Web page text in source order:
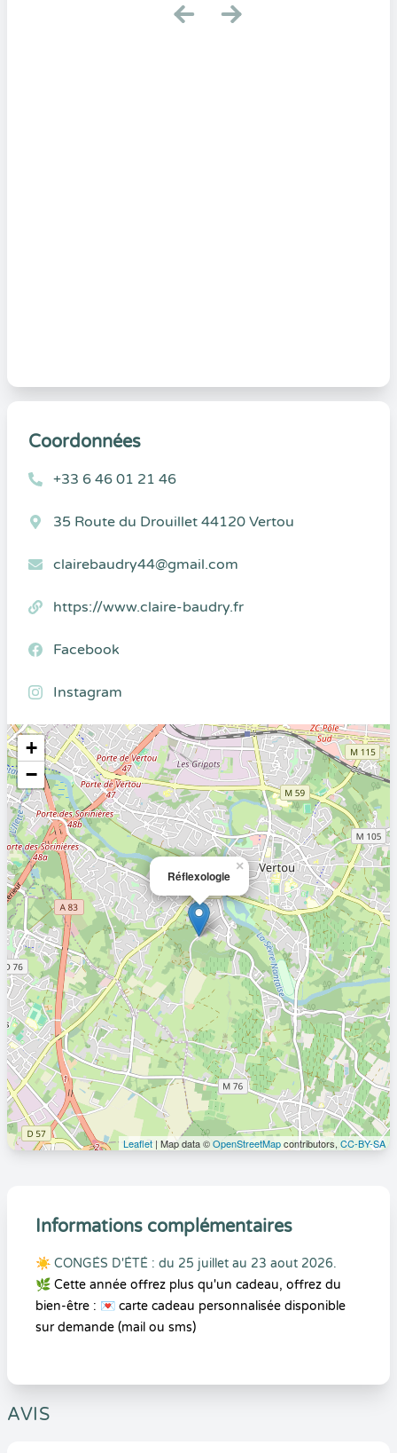
Coordonnées
+33 6 46 01 21 46
35 Route du Drouillet 44120 Vertou
clairebaudry44@gmail.com
https://www.claire-baudry.fr
Facebook
Instagram
Réflexologie
×
+
−
Leaflet | Map data ©OpenStreetMapcontributors, CC-BY-SA
Informations complémentaires
☀️ CONGÉS D'ÉTÉ : du 25 juillet au 23 aout 2026.
🌿 Cette année offrez plus qu'un cadeau, offrez du
bien-être : 💌 carte cadeau personnalisée disponible
sur demande (mail ou sms)
AVIS